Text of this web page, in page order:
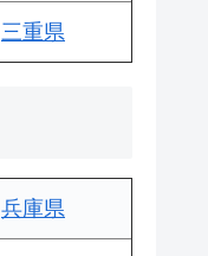
三重県
兵庫県